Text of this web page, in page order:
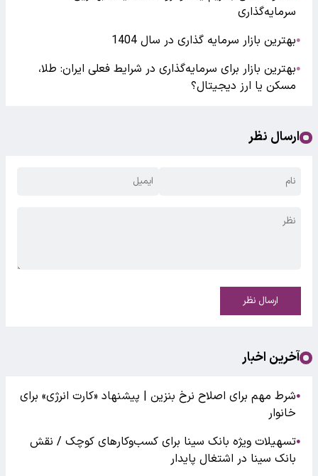
سرمایه‌گذاری
●بهترین بازار سرمایه گذاری در سال 1404
●بهترین بازار برای سرمایه‌گذاری در شرایط فعلی ایران: طلا،
مسکن یا ارز دیجیتال؟
ارسال نظر
ارسال نظر
آخرین اخبار
●شرط مهم برای اصلاح نرخ بنزین | پیشنهاد «کارت انرژی» برای
خانوار
●تسهیلات ویژه بانک سینا برای کسب‌وکارهای کوچک / نقش
بانک سینا در اشتغال پایدار